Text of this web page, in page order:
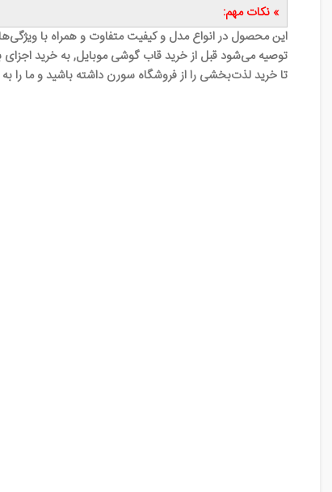
» نکات مهم:
این محصول در انواع مدل و کیفیت متفاوت و همراه با
توصیه می‌شود قبل از خرید قاب گوشی موبایل, به خرید اجزای
تا خرید لذت‌بخشی را از فروشگاه سورن داشته باشید و ما را